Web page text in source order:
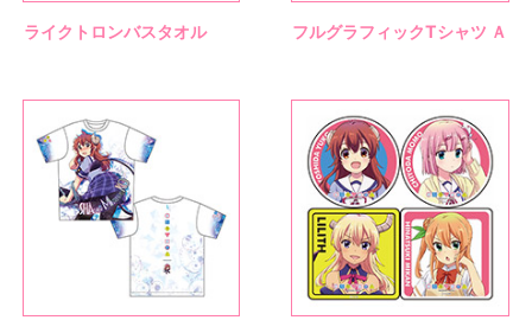
ライクトロンバスタオル フルグラフィックTシャツ Ａ